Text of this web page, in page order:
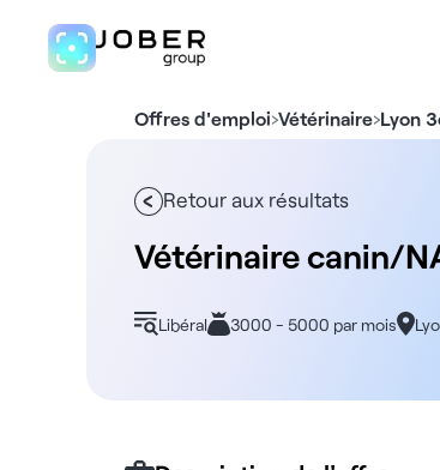
Offres d'emploi›Vétérinaire›Lyon
Retour aux résultats
Vétérinaire canin/
Libéral 3000 - 5000 par mois